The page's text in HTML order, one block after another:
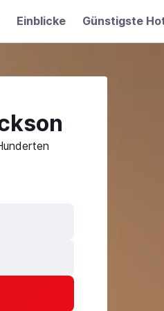
Einblicke Günstigste